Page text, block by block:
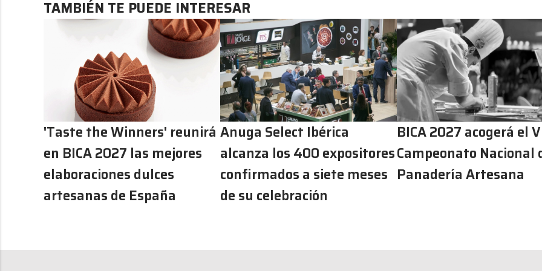
TAMBIÉN TE PUEDE INTERESAR
'Taste the Winners' reunirá
en BICA 2027 las mejores
elaboraciones dulces
artesanas de España
Anuga Select Ibérica
alcanza los 400 expositores
confirmados a siete meses
de su celebración
BICA 2027 acogerá el
Campeonato Nacional
Panadería Artesana